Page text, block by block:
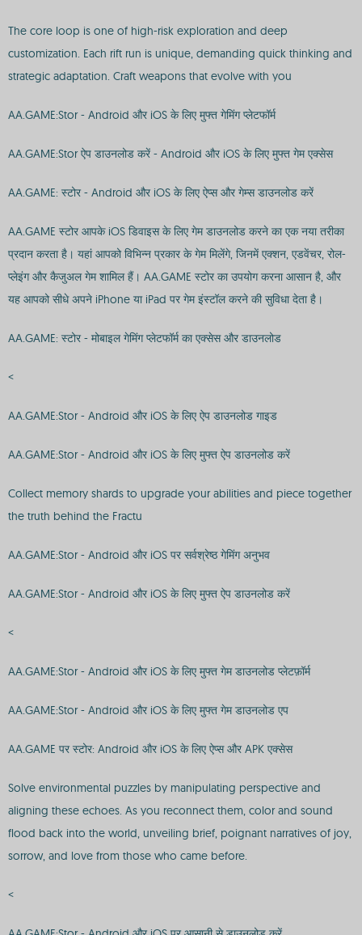
The core loop is one of high-risk exploration and deep
customization. Each rift run is unique, demanding quick thinking and
strategic adaptation. Craft weapons that evolve with you
AA.GAME:Stor - Android और iOS के लिए मुफ्त गेमिंग प्लेटफॉर्म
AA.GAME:Stor ऐप डाउनलोड करें - Android और iOS के लिए मुफ्त गेम एक्सेस
AA.GAME: स्टोर - Android और iOS के लिए ऐप्स और गेम्स डाउनलोड करें
AA.GAME स्टोर आपके iOS डिवाइस के लिए गेम डाउनलोड करने का एक नया तरीका
प्रदान करता है। यहां आपको विभिन्न प्रकार के गेम मिलेंगे, जिनमें एक्शन, एडवेंचर, रोल-
प्लेइंग और कैजुअल गेम शामिल हैं। AA.GAME स्टोर का उपयोग करना आसान है, और
यह आपको सीधे अपने iPhone या iPad पर गेम इंस्टॉल करने की सुविधा देता है।
AA.GAME: स्टोर - मोबाइल गेमिंग प्लेटफॉर्म का एक्सेस और डाउनलोड
<
AA.GAME:Stor - Android और iOS के लिए ऐप डाउनलोड गाइड
AA.GAME:Stor - Android और iOS के लिए मुफ्त ऐप डाउनलोड करें
Collect memory shards to upgrade your abilities and piece together
the truth behind the Fractu
AA.GAME:Stor - Android और iOS पर सर्वश्रेष्ठ गेमिंग अनुभव
AA.GAME:Stor - Android और iOS के लिए मुफ्त ऐप डाउनलोड करें
<
AA.GAME:Stor - Android और iOS के लिए मुफ्त गेम डाउनलोड प्लेटफ़ॉर्म
AA.GAME:Stor - Android और iOS के लिए मुफ्त गेम डाउनलोड एप
AA.GAME पर स्टोर: Android और iOS के लिए ऐप्स और APK एक्सेस
Solve environmental puzzles by manipulating perspective and
aligning these echoes. As you reconnect them, color and sound
flood back into the world, unveiling brief, poignant narratives of joy,
sorrow, and love from those who came before.
<